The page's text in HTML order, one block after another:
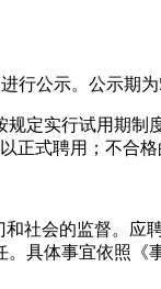
行公示。公示期为
定实行试用期制
正式聘用；不合格
社会的监督。应
具体事宜依照《